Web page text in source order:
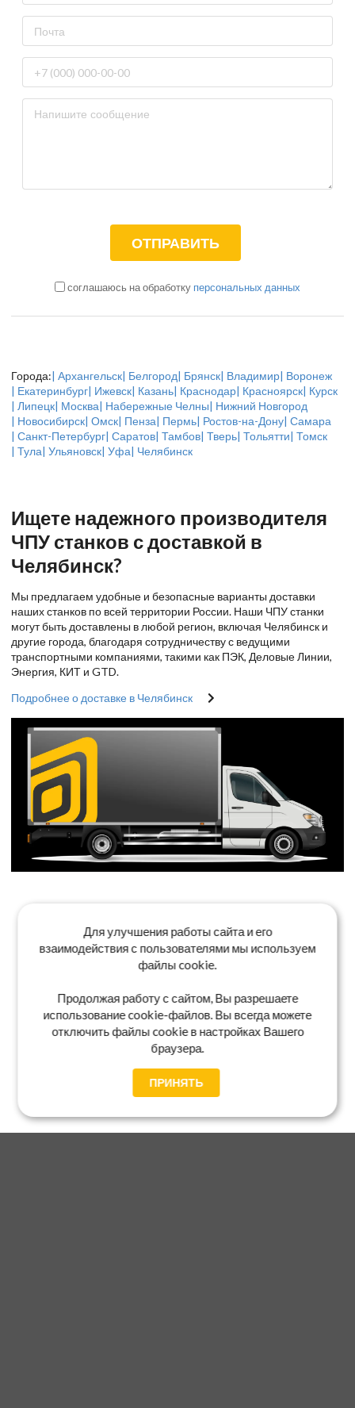
соглашаюсь на обработку персональных данных
Города:| Архангельск| Белгород| Брянск| Владимир| Воронеж
| Екатеринбург| Ижевск| Казань| Краснодар| Красноярск| Курск
| Липецк| Москва| Набережные Челны| Нижний Новгород
| Новосибирск| Омск| Пенза| Пермь| Ростов-на-Дону| Самара
| Санкт-Петербург| Саратов| Тамбов| Тверь| Тольятти| Томск
| Тула| Ульяновск| Уфа| Челябинск
Ищете надежного производителя
ЧПУ станков с доставкой в
Челябинск?
Мы предлагаем удобные и безопасные варианты доставки
наших станков по всей территории России. Наши ЧПУ станки
могут быть доставлены в любой регион, включая Челябинск и
другие города, благодаря сотрудничеству с ведущими
транспортными компаниями, такими как ПЭК, Деловые Линии,
Энергия, КИТ и GTD.
Подробнее о доставке в Челябинск
Для улучшения работы сайта и его
взаимодействия с пользователями мы используем
файлы cookie.
Продолжая работу с сайтом, Вы разрешаете
использование cookie-файлов. Вы всегда можете
отключить файлы cookie в настройках Вашего
браузера.
ПРИНЯТЬ